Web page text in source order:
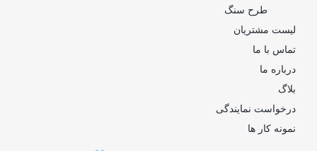
طرح سنگ
لیست مشتریان
تماس با ما
درباره ما
بلاگ
درخواست نمایندگی
نمونه کار ها